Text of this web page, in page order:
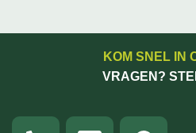
KOM SNEL IN
VRAGEN?